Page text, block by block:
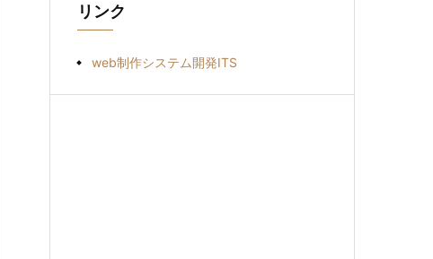
リンク
web制作システム開発ITS